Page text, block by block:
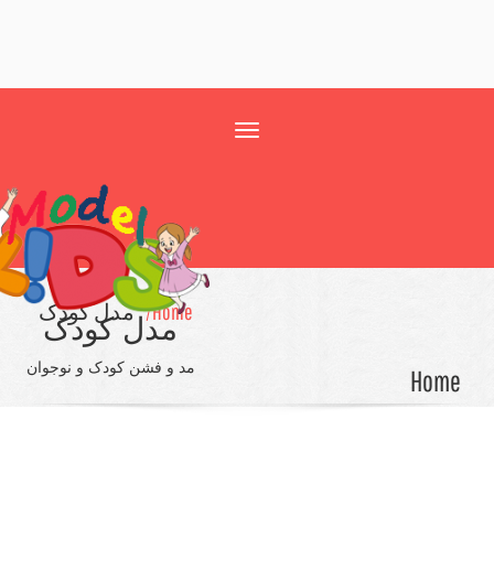
مدل کودک
مد و فشن کودک و نوجوان
مدل کودک